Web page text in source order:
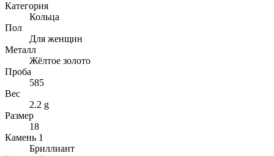
Категория
Кольца
Пол
Для женщин
Металл
Жёлтое золото
Проба
585
Вес
2.2 g
Размер
18
Камень 1
Бриллиант